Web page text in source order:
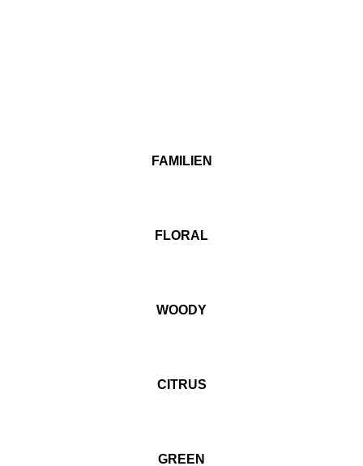
FAMILIEN
FLORAL
WOODY
CITRUS
GREEN